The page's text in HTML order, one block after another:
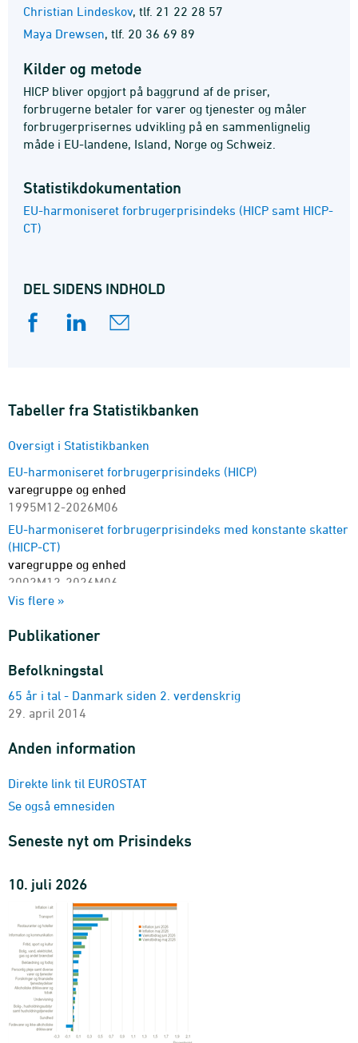
Christian Lindeskov, tlf. 21 22 28 57
Maya Drewsen, tlf. 20 36 69 89
Kilder og metode
HICP bliver opgjort på baggrund af de priser,
forbrugerne betaler for varer og tjenester og måler
forbrugerprisernes udvikling på en sammenlignelig
måde i EU-landene, Island, Norge og Schweiz.
Statistik­dokumentation
EU-harmoniseret forbrugerprisindeks (HICP samt HICP-
CT)
DEL SIDENS INDHOLD
Tabeller fra Statistikbanken
Oversigt i Statistikbanken
EU-harmoniseret forbrugerprisindeks (HICP)
varegruppe og enhed
1995M12-2026M06
EU-harmoniseret forbrugerprisindeks med konstante skatter
(HICP-CT)
varegruppe og enhed
2002M12-2026M06
EU-harmoniseret forbrugerprisindeks
1996-2025
Vis flere »
Publikationer
Befolkningstal
65 år i tal - Danmark siden 2. verdenskrig
29. april 2014
Anden information
Direkte link til EUROSTAT
Se også emnesiden
Seneste nyt om Prisindeks
10. juli 2026